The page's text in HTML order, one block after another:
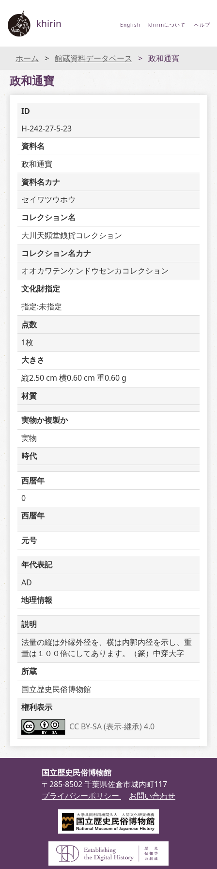
khirin English khirinについて ヘルプ
ホーム 館蔵資料データベース 政和通寶
政和通寶
ID
H-242-27-5-23
資料名
政和通寶
資料名カナ
セイワツウホウ
コレクション名
大川天顕堂銭貨コレクション
コレクション名カナ
オオカワテンケンドウセンカコレクション
文化財指定
指定:未指定
点数
1枚
大きさ
縦2.50 cm 横0.60 cm 重0.60 g
材質
実物か複製か
実物
時代
西暦年
0
西暦年
元号
年代表記
AD
地理情報
説明
法量の縦は外縁外径を、横は内郭内径を示し、重
量は１００倍にしてあります。（篆）中穿大字
所蔵
国立歴史民俗博物館
権利表示
CC BY-SA (表示-継承) 4.0
国立歴史民俗博物館
〒285-8502 千葉県佐倉市城内町117
プライバシーポリシー
お問い合わせ